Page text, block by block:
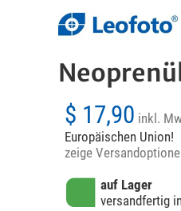
$ 17,90 inkl.
Europäischen Union!
zeige
auf Lager
versandfertig